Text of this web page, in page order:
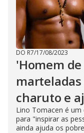
DO R7/17/08/2023
'Homem
charuto e
Lino Tomacen é
para "inspirar as
ainda ajuda os